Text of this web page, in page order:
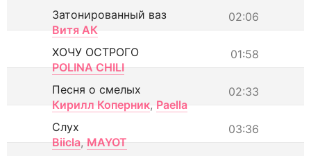
02:06
Затонированный ваз
Витя АК
01:58
ХОЧУ ОСТРОГО
POLINA CHILI
02:33
Песня о смелых
Кирилл Коперник, Paella
03:36
Слух
Biicla, MAYOT